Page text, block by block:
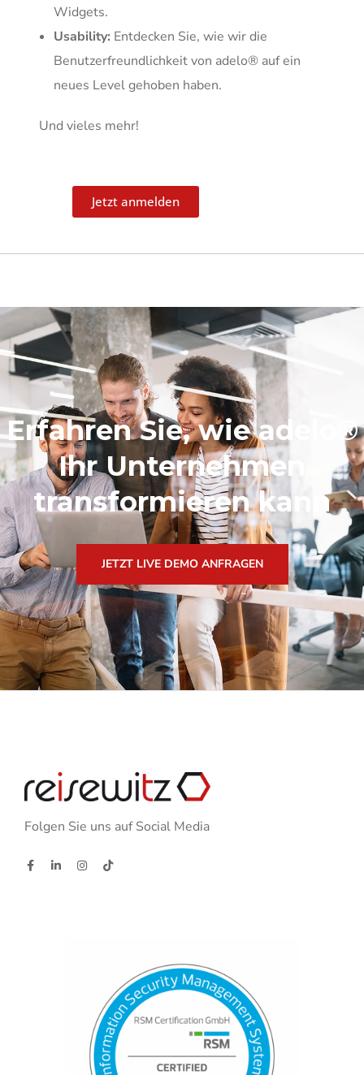
Widgets.
Usability: Entdecken Sie, wie wir die
Benutzerfreundlichkeit von adelo® auf ein
neues Level gehoben haben.
Und vieles mehr!
Jetzt anmelden
Erfahren Sie, wie adelo®
Ihr Unternehmen
transformieren kann
JETZT LIVE DEMO ANFRAGEN
Folgen Sie uns auf Social Media